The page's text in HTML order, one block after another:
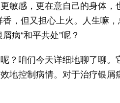
敏感，更在意自己的身体，
，但又担心上火。人生嘛
病“和平共处”呢？
？咱们今天详细地聊了聊。
地控制病情。对于治疗银屑